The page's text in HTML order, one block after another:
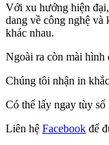
Với xu hướng hiện
dang về công nghệ và
khác nhau.
Ngoài ra còn mài hình
Chúng tôi nhận in
Có thể lấy ngay tùy số
Liên hệ Facebook để